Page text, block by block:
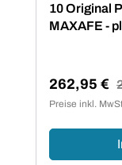
10 Original
MAXAFE -
262,95 €
Preise inkl.